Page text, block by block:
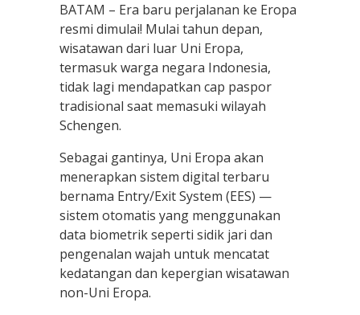
BATAM – Era baru perjalanan ke Eropa
resmi dimulai! Mulai tahun depan,
wisatawan dari luar Uni Eropa,
termasuk warga negara Indonesia,
tidak lagi mendapatkan cap paspor
tradisional saat memasuki wilayah
Schengen.
Sebagai gantinya, Uni Eropa akan
menerapkan sistem digital terbaru
bernama Entry/Exit System (EES) —
sistem otomatis yang menggunakan
data biometrik seperti sidik jari dan
pengenalan wajah untuk mencatat
kedatangan dan kepergian wisatawan
non-Uni Eropa.